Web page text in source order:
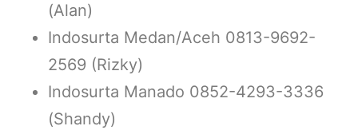
(Alan)
Indosurta Medan/Aceh 0813-9692-
2569 (Rizky)
Indosurta Manado 0852-4293-3336
(Shandy)